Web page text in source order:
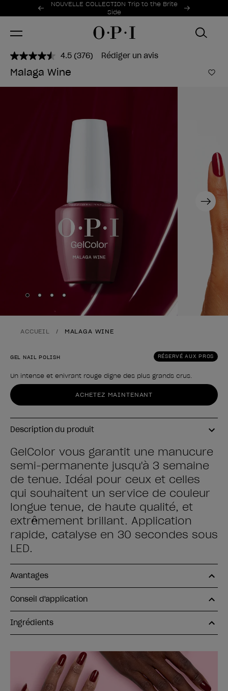
Offres promotionnelles
NOUVELLE COLLECTION Trip to the Brite
Side
Item 1 of 2
4.5 Lire
page.
(376) Rédiger un avis
Malaga Wine
Next
Skip to slide
Skip to slide2
Skip to slide
Skip to slide
ACCUEIL MALAGA WINE
RÉSERVÉ AUX PROS
GEL NAIL POLISH
Un intense et enivrant rouge digne des plus grands crus.
Forme du produit
ACHETEZ MAINTENANT
Description du produit
GelColor vous garantit une manucure
semi-permanente jusqu'à 3 semaine
de tenue. Idéal pour ceux et celles
qui souhaitent un service de couleur
longue tenue, de haute qualité, et
extrêmement brillant. Application
rapide, catalyse en 30 secondes sous
LED.
Avantages
Conseil d'application
Ingrédients